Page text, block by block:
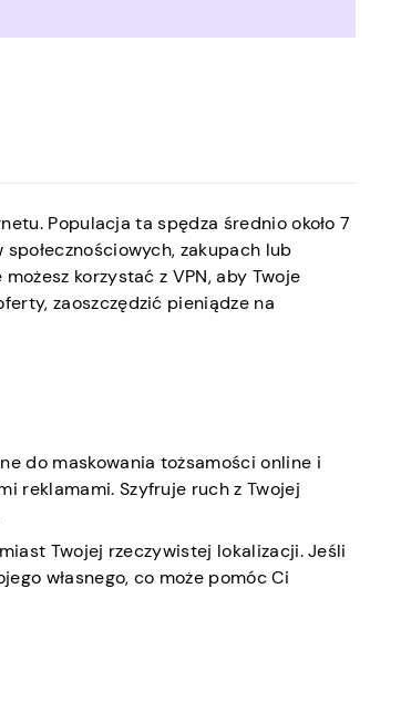
Populacja ta spędza średnio około 7
zakupach lub
korzystać z VPN, aby Twoje
zaoszczędzić pieniądze na
do maskowania tożsamości online i
reklamami. Szyfruje ruch z Twojej
Twojej rzeczywistej lokalizacji. Jeśli
własnego, co może pomóc Ci